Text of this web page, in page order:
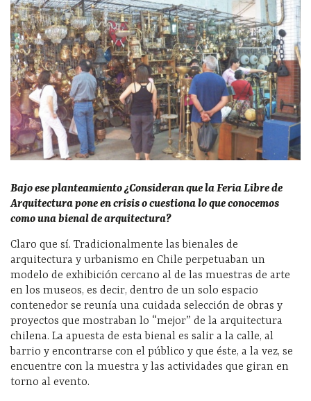
Bajo ese planteamiento ¿Consideran que la Feria Libre de
Arquitectura pone en crisis o cuestiona lo que conocemos
como una bienal de arquitectura?
Claro que sí. Tradicionalmente las bienales de
arquitectura y urbanismo en Chile perpetuaban un
modelo de exhibición cercano al de las muestras de arte
en los museos, es decir, dentro de un solo espacio
contenedor se reunía una cuidada selección de obras y
proyectos que mostraban lo “mejor” de la arquitectura
chilena. La apuesta de esta bienal es salir a la calle, al
barrio y encontrarse con el público y que éste, a la vez, se
encuentre con la muestra y las actividades que giran en
torno al evento.